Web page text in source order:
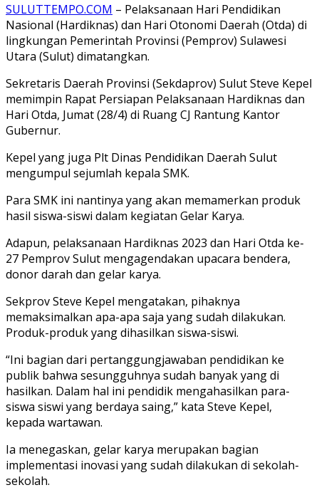
SULUTTEMPO.COM – Pelaksanaan Hari Pendidikan
Nasional (Hardiknas) dan Hari Otonomi Daerah (Otda) di
lingkungan Pemerintah Provinsi (Pemprov) Sulawesi
Utara (Sulut) dimatangkan.
Sekretaris Daerah Provinsi (Sekdaprov) Sulut Steve Kepel
memimpin Rapat Persiapan Pelaksanaan Hardiknas dan
Hari Otda, Jumat (28/4) di Ruang CJ Rantung Kantor
Gubernur.
Kepel yang juga Plt Dinas Pendidikan Daerah Sulut
mengumpul sejumlah kepala SMK.
Para SMK ini nantinya yang akan memamerkan produk
hasil siswa-siswi dalam kegiatan Gelar Karya.
Adapun, pelaksanaan Hardiknas 2023 dan Hari Otda ke-
27 Pemprov Sulut mengagendakan upacara bendera,
donor darah dan gelar karya.
Sekprov Steve Kepel mengatakan, pihaknya
memaksimalkan apa-apa saja yang sudah dilakukan.
Produk-produk yang dihasilkan siswa-siswi.
“Ini bagian dari pertanggungjawaban pendidikan ke
publik bahwa sesungguhnya sudah banyak yang di
hasilkan. Dalam hal ini pendidik mengahasilkan para-
siswa siswi yang berdaya saing,” kata Steve Kepel,
kepada wartawan.
Ia menegaskan, gelar karya merupakan bagian
implementasi inovasi yang sudah dilakukan di sekolah-
sekolah.